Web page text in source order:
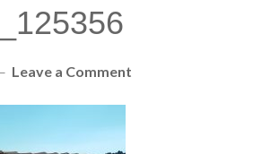
Leave a Comment